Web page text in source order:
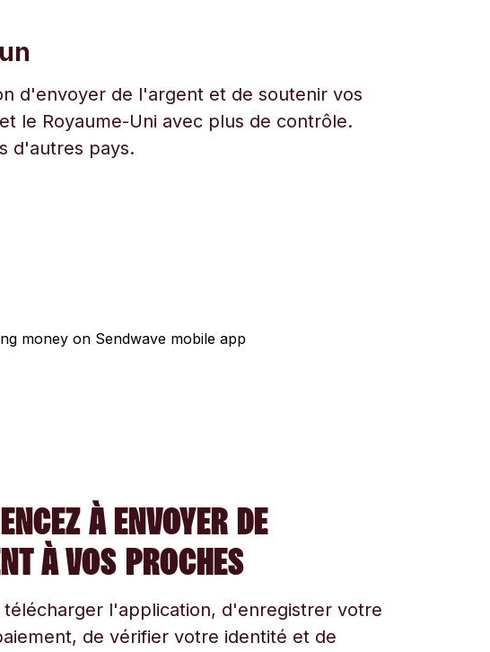
d'envoyer de l'argent et de soutenir vos
le Royaume-Uni avec plus de contrôle.
d'autres pays.
À ENVOYER DE
À VOS PROCHES
télécharger l'application, d'enregistrer votre
de vérifier votre identité et de